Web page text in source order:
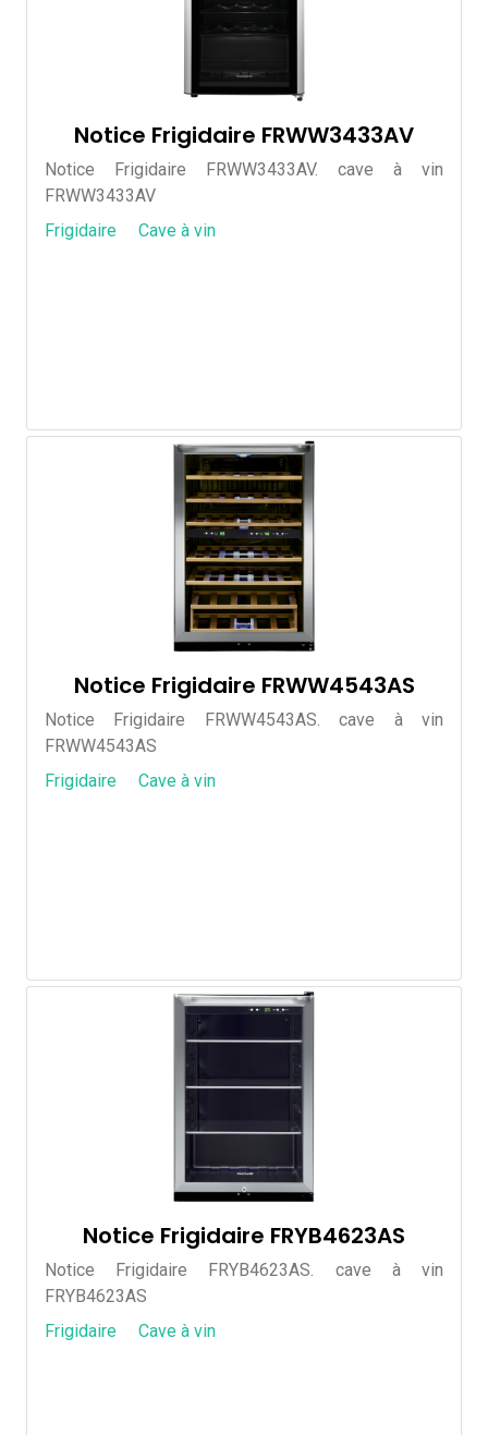
Notice Frigidaire FRWW3433AV
Notice Frigidaire FRWW3433AV. cave à vin
FRWW3433AV
Frigidaire
Cave à vin
Notice Frigidaire FRWW4543AS
Notice Frigidaire FRWW4543AS. cave à vin
FRWW4543AS
Frigidaire
Cave à vin
Notice Frigidaire FRYB4623AS
Notice Frigidaire FRYB4623AS. cave à vin
FRYB4623AS
Frigidaire
Cave à vin